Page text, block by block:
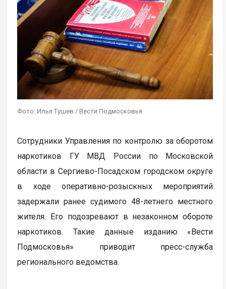
Фото: Илья Тушев / Вести Подмосковья
Сотрудники Управления по контролю за оборотом
наркотиков ГУ МВД России по Московской
области в Сергиево-Посадском городском округе
в ходе оперативно-розыскных мероприятий
задержали ранее судимого 48-летнего местного
жителя. Его подозревают в незаконном обороте
наркотиков. Такие данные изданию «Вести
Подмосковья» приводит пресс-служба
регионального ведомства.